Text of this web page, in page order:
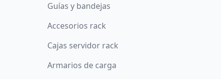
Guías y bandejas
Accesorios rack
Cajas servidor rack
Armarios de carga